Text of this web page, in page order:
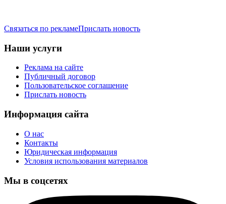
Связаться по рекламеПрислать новость
Наши услуги
Реклама на сайте
Публичный договор
Пользовательское соглашение
Прислать новость
Информация сайта
О нас
Контакты
Юридическая информация
Условия использования материалов
Мы в соцсетях